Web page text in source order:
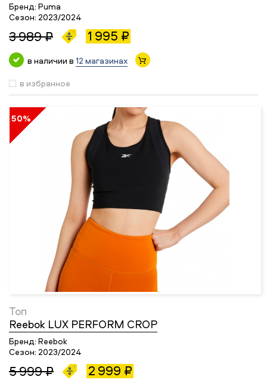
Бренд: Puma
Сезон: 2023/2024
3 989 ₽ 1 995 ₽
в наличии в 12 магазинах
в избранное
50%
Топ
Reebok LUX PERFORM CROP
Бренд: Reebok
Сезон: 2023/2024
5 999 ₽ 2 999 ₽